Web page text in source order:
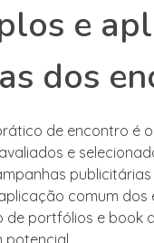
e
dos
de encontro é
e
comum dos
de portfólios e book
potencial.